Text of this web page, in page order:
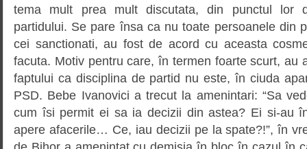
tema mult prea mult discutata, din punctul lor
partidului. Se pare însa ca nu toate persoanele din
cei sanctionati, au fost de acord cu aceasta
facuta. Motiv pentru care, în termen foarte scurt, au
faptului ca disciplina de partid nu este, în ciuda
PSD. Bebe Ivanovici a trecut la amenintari: “Sa
cum îsi permit ei sa ia decizii din astea? Ei si-au
apere afacerile… Ce, iau decizii pe la spate?!”, în